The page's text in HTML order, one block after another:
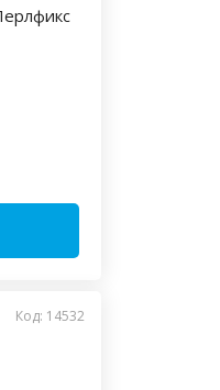
Код: 14532